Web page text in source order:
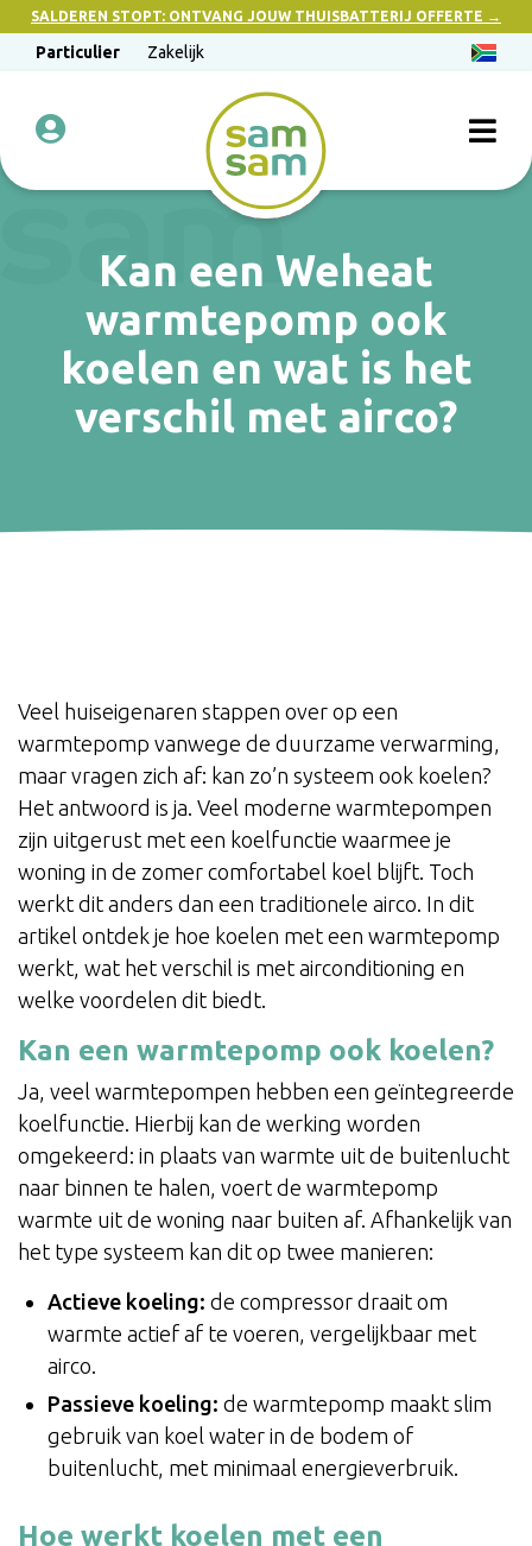
SALDEREN STOPT: ONTVANG JOUW THUISBATTERIJ OFFERTE →
Particulier Zakelijk
Kan een Weheat
warmtepomp ook
koelen en wat is het
verschil met airco?
Veel huiseigenaren stappen over op een
warmtepomp vanwege de duurzame verwarming,
maar vragen zich af: kan zo’n systeem ook koelen?
Het antwoord is ja. Veel moderne warmtepompen
zijn uitgerust met een koelfunctie waarmee je
woning in de zomer comfortabel koel blijft. Toch
werkt dit anders dan een traditionele airco. In dit
artikel ontdek je hoe koelen met een warmtepomp
werkt, wat het verschil is met airconditioning en
welke voordelen dit biedt.
Kan een warmtepomp ook koelen?
Ja, veel warmtepompen hebben een geïntegreerde
koelfunctie. Hierbij kan de werking worden
omgekeerd: in plaats van warmte uit de buitenlucht
naar binnen te halen, voert de warmtepomp
warmte uit de woning naar buiten af. Afhankelijk van
het type systeem kan dit op twee manieren:
Actieve koeling: de compressor draait om
warmte actief af te voeren, vergelijkbaar met
airco.
Passieve koeling: de warmtepomp maakt slim
gebruik van koel water in de bodem of
buitenlucht, met minimaal energieverbruik.
Hoe werkt koelen met een